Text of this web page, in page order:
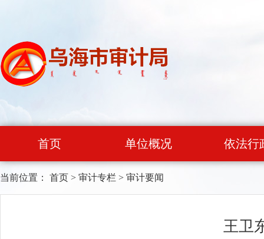
首页 单位概况 依法行
当前位置： 首页 > 审计专栏 > 审计要闻
王卫